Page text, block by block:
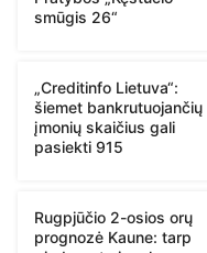
smūgis 26“
„Creditinfo Lietuva“:
šiemet bankrutuojančių
įmonių skaičius gali
pasiekti 915
Rugpjūčio 2-osios orų
prognozė Kaune: tarp